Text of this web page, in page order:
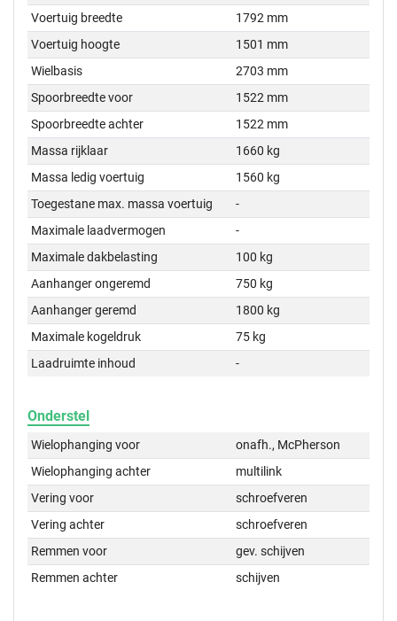
Voertuig breedte
1792 mm
Voertuig hoogte
1501 mm
Wielbasis
2703 mm
Spoorbreedte voor
1522 mm
Spoorbreedte achter
1522 mm
Massa rijklaar
1660 kg
Massa ledig voertuig
1560 kg
Toegestane max. massa voertuig
-
Maximale laadvermogen
-
Maximale dakbelasting
100 kg
Aanhanger ongeremd
750 kg
Aanhanger geremd
1800 kg
Maximale kogeldruk
75 kg
Laadruimte inhoud
-
Onderstel
Wielophanging voor
onafh., McPherson
Wielophanging achter
multilink
Vering voor
schroefveren
Vering achter
schroefveren
Remmen voor
gev. schijven
Remmen achter
schijven